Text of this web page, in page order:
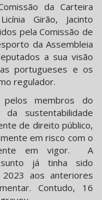
da Carteira
Girão, Jacinto
pela Comissão de
da Assembleia
a sua visão
portugueses e os
regulador.
pelos membros do
sustentabilidade
de direito público,
em risco com o
em vigor. A
já tinha sido
aos anteriores
Contudo, 16